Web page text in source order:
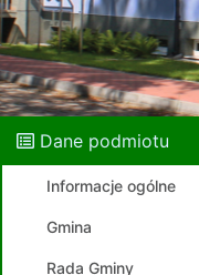
Dane podmiotu
Informacje ogólne
Gmina
Rada Gminy